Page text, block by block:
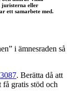
juristerna eller
ett samarbete med.
i ämnesraden så
. Berätta då att
gratis stöd och